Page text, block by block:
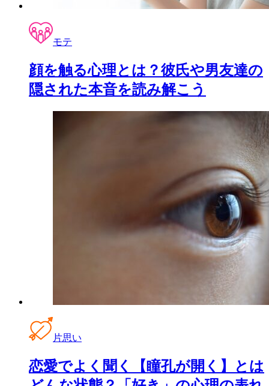
モテ
顔を触る心理とは？彼氏や男友達の
隠された本音を読み解こう
片思い
恋愛でよく聞く【瞳孔が開く】とは